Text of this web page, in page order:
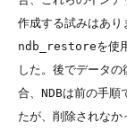
作成する試みはあり
ndb_restoreを使用
した。後でデータ
合、NDBは前の手順
たが、削除されな